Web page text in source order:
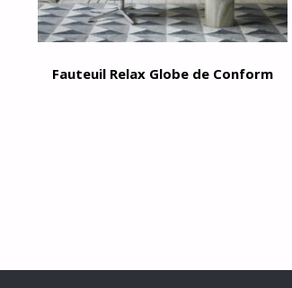
Fauteuil Relax Globe de Conform